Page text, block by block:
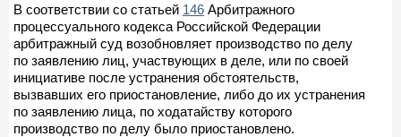
В соответствии со статьей 146 Арбитражного
процессуального кодекса Российской Федерации
арбитражный суд возобновляет производство по делу
по заявлению лиц, участвующих в деле, или по своей
инициативе после устранения обстоятельств,
вызвавших его приостановление, либо до их устранения
по заявлению лица, по ходатайству которого
производство по делу было приостановлено.